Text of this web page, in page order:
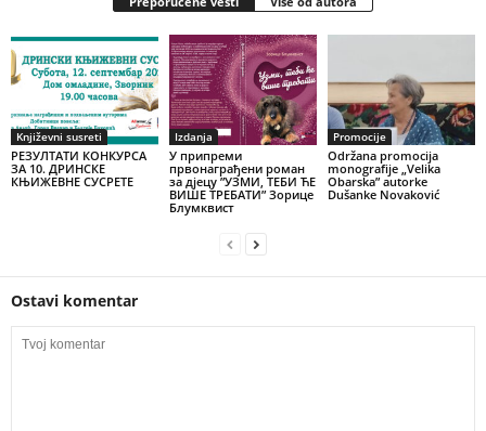
Književni susreti
РЕЗУЛТАТИ КОНКУРСА
ЗА 10. ДРИНСКЕ
КЊИЖЕВНЕ СУСРЕТЕ
Izdanja
У припреми
првонаграђени роман
за дјецу ”УЗМИ, ТЕБИ ЋЕ
ВИШЕ ТРЕБАТИ” Зорице
Блумквист
Promocije
Održana promocija
monografije „Velika
Obarska” autorke
Dušanke Novaković
Ostavi komentar